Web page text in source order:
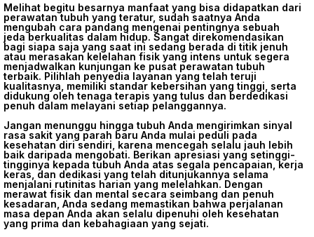
Melihat begitu besarnya manfaat yang bisa didapatkan dari
perawatan tubuh yang teratur, sudah saatnya Anda
mengubah cara pandang mengenai pentingnya sebuah
jeda berkualitas dalam hidup. Sangat direkomendasikan
bagi siapa saja yang saat ini sedang berada di titik jenuh
atau merasakan kelelahan fisik yang intens untuk segera
menjadwalkan kunjungan ke pusat perawatan tubuh
terbaik. Pilihlah penyedia layanan yang telah teruji
kualitasnya, memiliki standar kebersihan yang tinggi, serta
didukung oleh tenaga terapis yang tulus dan berdedikasi
penuh dalam melayani setiap pelanggannya.
Jangan menunggu hingga tubuh Anda mengirimkan sinyal
rasa sakit yang parah baru Anda mulai peduli pada
kesehatan diri sendiri, karena mencegah selalu jauh lebih
baik daripada mengobati. Berikan apresiasi yang setinggi-
tingginya kepada tubuh Anda atas segala pencapaian, kerja
keras, dan dedikasi yang telah ditunjukannya selama
menjalani rutinitas harian yang melelahkan. Dengan
merawat fisik dan mental secara seimbang dan penuh
kesadaran, Anda sedang memastikan bahwa perjalanan
masa depan Anda akan selalu dipenuhi oleh kesehatan
yang prima dan kebahagiaan yang sejati.